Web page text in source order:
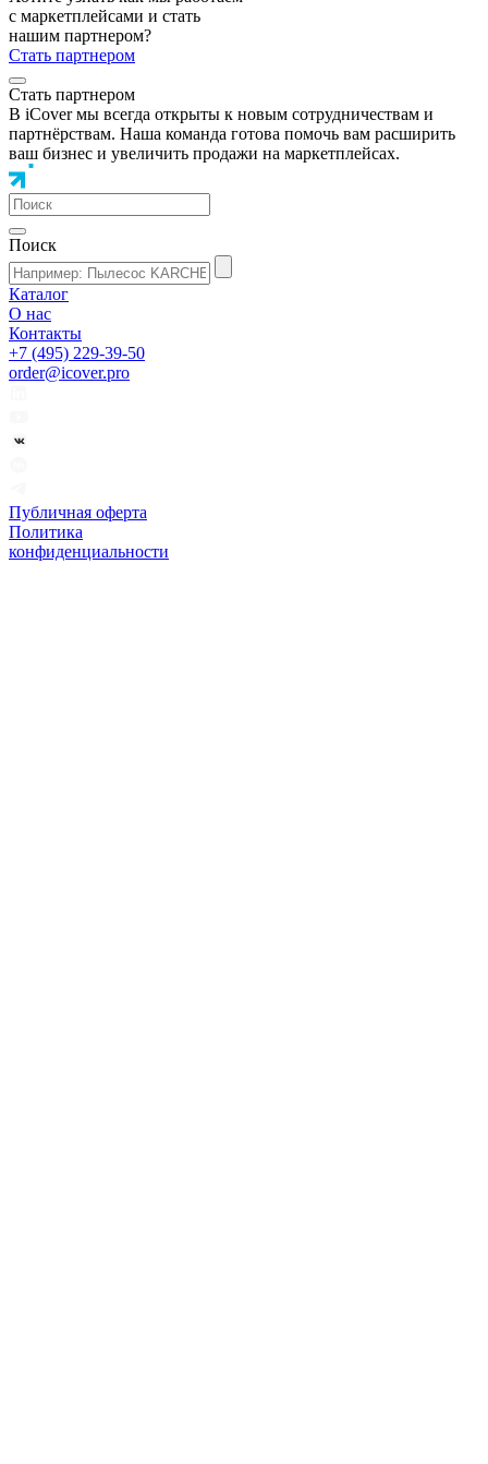
с маркетплейсами и стать
нашим партнером?
Стать партнером
Стать партнером
В iCover мы всегда открыты к новым сотрудничествам и
партнёрствам. Наша команда готова помочь вам расширить
ваш бизнес и увеличить продажи на маркетплейсах.
Поиск
Каталог
О нас
Контакты
+7 (495) 229-39-50
order@icover.pro
Публичная оферта
Политика
конфиденциальности